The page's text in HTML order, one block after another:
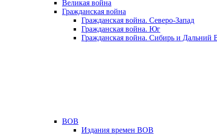
Великая война
Гражданская война
Гражданская война. Северо-Запад
Гражданская война. Юг
Гражданская война. Сибирь и Дальний
ВОВ
Издания времен ВОВ